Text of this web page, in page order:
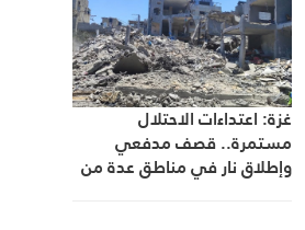
غزة: اعتداءات الاحتلال
مستمرة.. قصف مدفعي
وإطلاق نار في مناطق عدة من